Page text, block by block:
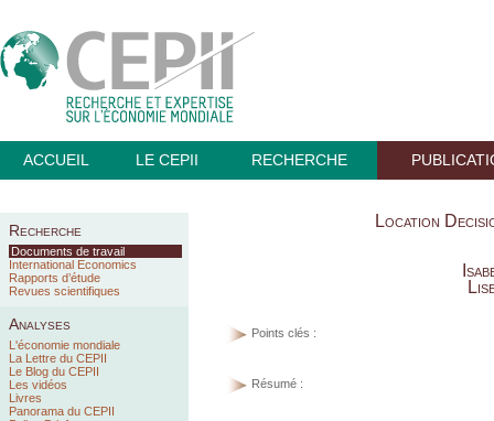
ACCUEIL LE CEPII RECHERCHE
Recherche
Documents de travail
International Economics
Rapports d’étude
Revues scientifiques
Analyses
L'économie mondiale
La Lettre du CEPII
Le Blog du CEPII
Les vidéos
Livres
Panorama du CEPII
Location
Points clés :
Résumé :